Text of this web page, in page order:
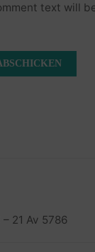
text will
21 Av 5786